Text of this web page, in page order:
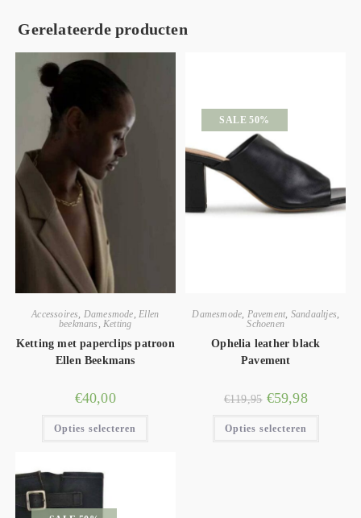
Gerelateerde producten
Accessoires, Damesmode,Ellen
beekmans , Ketting
Ketting met paperclips patroon
Ellen Beekmans
€40,00
Opties selecteren
SALE 50%
Damesmode, Pavement, Sandaaltjes,
Schoenen
Ophelia leather black
Pavement
€119,95 €59,98
Opties selecteren